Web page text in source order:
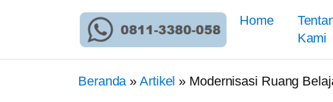
Home
Kami
Beranda»Artikel » Modernisasi Ruang